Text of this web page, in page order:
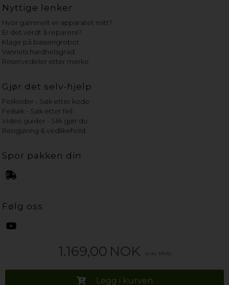
1.169,00 NOK (inkl. MVA)
Legg i kurven
Nyttige lenker
Hvor gammelt er apparatet mitt?
Er det verdt å reparere?
Klage på bassengrobot
Vannets hardhetsgrad
Reservedeler etter merke
Gjør det selv-hjelp
Feilkoder - Søk etter kode
Feilsøk - Søk etter feil
Video guider - Slik gjør du
Rengjøring & vedlikehold
Spor pakken din
Følg oss